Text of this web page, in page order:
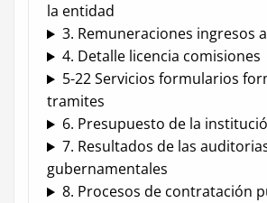
la entidad
3. Remuneraciones ingresos
4. Detalle licencia comisiones
5-22 Servicios formularios
tramites
6. Presupuesto de la
7. Resultados de las
gubernamentales
8. Procesos de contratación